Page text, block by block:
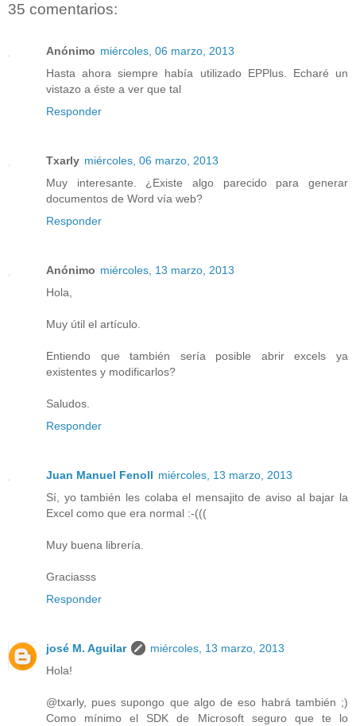
35 comentarios:
Anónimo miércoles, 06 marzo, 2013
Hasta ahora siempre había utilizado EPPlus. Echaré un
vistazo a éste a ver que tal
Responder
Txarly miércoles, 06 marzo, 2013
Muy interesante. ¿Existe algo parecido para generar
documentos de Word vía web?
Responder
Anónimo miércoles, 13 marzo, 2013
Hola,
Muy útil el artículo.
Entiendo que también sería posible abrir excels ya
existentes y modificarlos?
Saludos.
Responder
Juan Manuel Fenoll miércoles, 13 marzo, 2013
Sí, yo también les colaba el mensajito de aviso al bajar la
Excel como que era normal :-(((
Muy buena librería.
Graciasss
Responder
josé M. Aguilar
miércoles, 13 marzo, 2013
Hola!
@txarly, pues supongo que algo de eso habrá también ;)
Como mínimo el SDK de Microsoft seguro que te lo